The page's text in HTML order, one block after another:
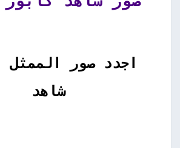
اجدد صور الممثل
شاهد